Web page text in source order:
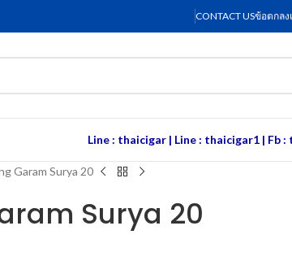
CONTACT USข้อตกลง
Line : thaicigar | Line : thaicigar1 | Fb :
Garam Surya 20
Surya 20